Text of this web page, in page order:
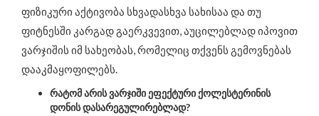
ფიზიკური აქტივობა სხვადასხვა სახისაა და თუ
ფიტნესში კარგად გაერკვევით, აუცილებლად იპოვით
ვარჯიშის იმ სახეობას, რომელიც თქვენს გემოვნებას
დააკმაყოფილებს.
რატომ არის ვარჯიში ეფექტური ქოლესტერინის
დონის დასარეგულირებლად?